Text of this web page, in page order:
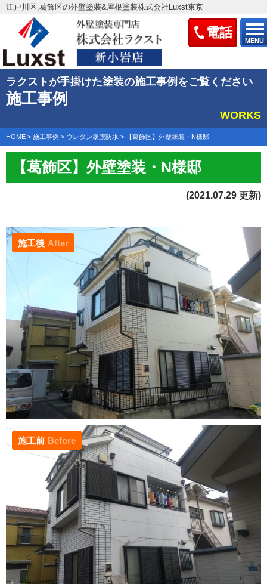
電話
MENU
江戸川区,葛飾区の外壁塗装&屋根塗装株式会社Luxst東京
ラクストが手掛けた塗装の施工事例をご覧ください
施工事例
WORKS
HOME > 施工事例 > ウレタン塗膜防水 > 【葛飾区】外壁塗装・N様邸
【葛飾区】外壁塗装・N様邸
(2021.07.29 更新)
施工後 After
施工前 Before